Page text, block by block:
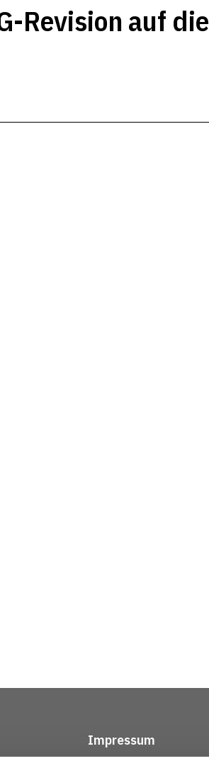
Revision auf die
Impressum